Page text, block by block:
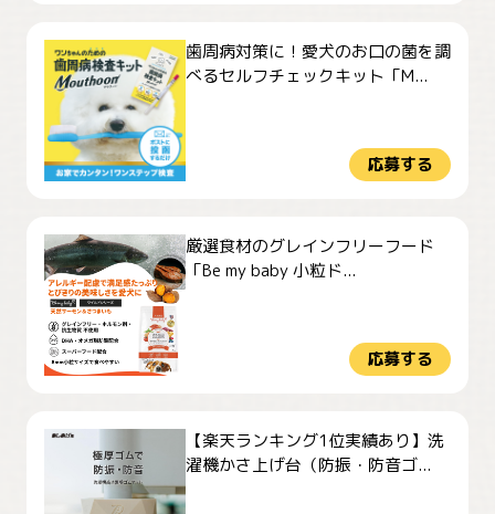
歯周病対策に！愛犬のお口の菌を調
べるセルフチェックキット「M...
応募する
厳選食材のグレインフリーフード
「Be my baby 小粒ド...
応募する
【楽天ランキング1位実績あり】洗
濯機かさ上げ台（防振・防音ゴ...